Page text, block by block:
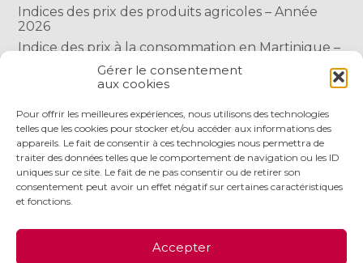
Gérer le consentement
aux cookies
Pour offrir les meilleures expériences, nous utilisons des technologies
telles que les cookies pour stocker et/ou accéder aux informations des
appareils. Le fait de consentir à ces technologies nous permettra de
traiter des données telles que le comportement de navigation ou les ID
uniques sur ce site. Le fait de ne pas consentir ou de retirer son
consentement peut avoir un effet négatif sur certaines caractéristiques
et fonctions.
Accepter
Indices des prix des produits agricoles – Année
2026
Indice des prix à la consommation en Martinique –
Indice des prix à la consommation à Mayotte –
COMMENTAIRES RÉCENTS
NOS SERVICES